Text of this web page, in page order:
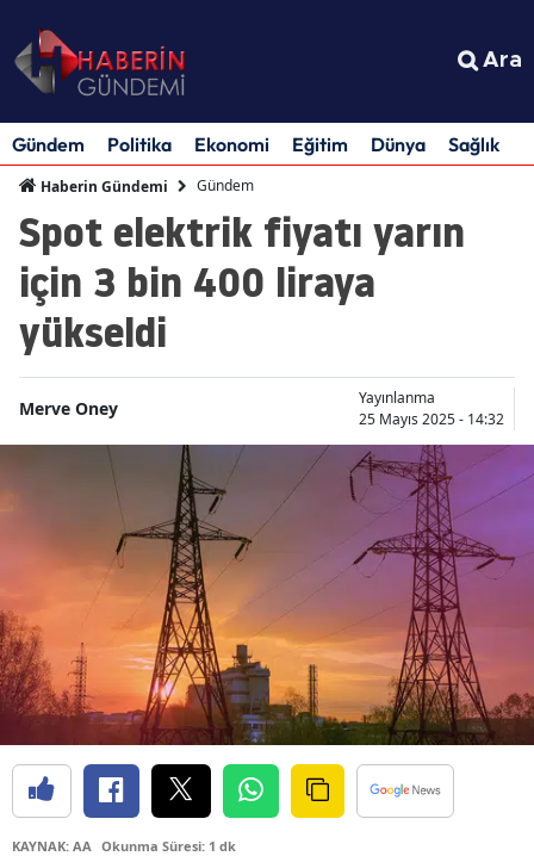
Ara
Gündem Politika Ekonomi Eğitim Dünya Sağlık
Haberin Gündemi Gündem
Spot elektrik fiyatı yarın
için 3 bin 400 liraya
yükseldi
Merve Oney
Yayınlanma
25 Mayıs 2025 - 14:32
KAYNAK: AA Okunma Süresi: 1 dk